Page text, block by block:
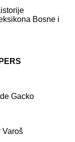
Bosne i
Gacko
Varoš